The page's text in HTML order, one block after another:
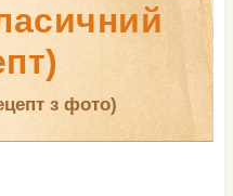
з фото)